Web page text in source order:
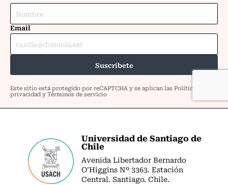
Universidad de Santiago de
Chile
Avenida Libertador Bernardo
O’Higgins Nº 3363. Estación
Central. Santiago. Chile.